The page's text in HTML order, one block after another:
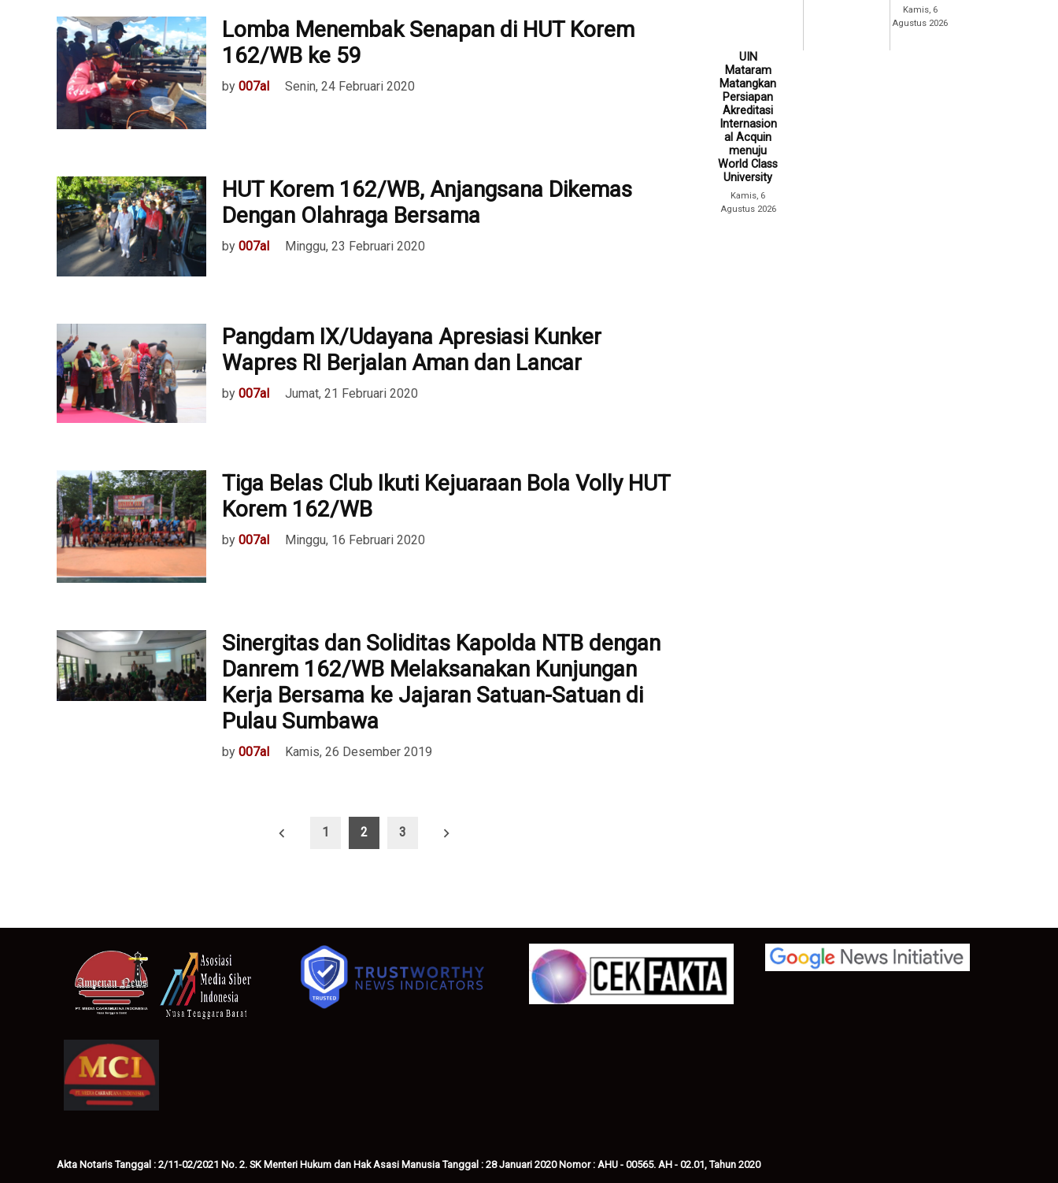
Lomba Menembak Senapan di HUT Korem
162/WB ke 59
by 007al Senin, 24 Februari 2020
HUT Korem 162/WB, Anjangsana Dikemas
Dengan Olahraga Bersama
by 007al Minggu, 23 Februari 2020
Pangdam IX/Udayana Apresiasi Kunker
Wapres RI Berjalan Aman dan Lancar
by 007al Jumat, 21 Februari 2020
Tiga Belas Club Ikuti Kejuaraan Bola Volly HUT
Korem 162/WB
by 007al Minggu, 16 Februari 2020
Sinergitas dan Soliditas Kapolda NTB dengan
Danrem 162/WB Melaksanakan Kunjungan
Kerja Bersama ke Jajaran Satuan-Satuan di
Pulau Sumbawa
by 007al Kamis, 26 Desember 2019
1 2 3
Kamis, 6
Agustus 2026
UIN
Mataram
Matangkan
Persiapan
Akreditasi
Internasion
al Acquin
menuju
World Class
University
Kamis, 6
Agustus 2026
Akta Notaris Tanggal : 2/11-02/2021 No. 2. SK Menteri Hukum dan Hak Asasi Manusia Tanggal : 28 Januari 2020 Nomor : AHU - 00565. AH - 02.01, Tahun 2020